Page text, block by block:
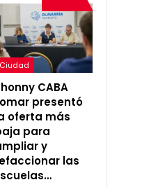
Ciudad
CABA
presentó
oferta más
para
y
las